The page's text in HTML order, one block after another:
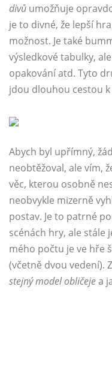
divů umožňuje
je to divné, že lepší
možnost. Je také
výsledkové tabulky,
opakování atd. Tyto
jdou dlouhou cestou
Abych byl upřímný,
neobtěžoval, ale vím,
věc, kterou osobně
neobvykle mizerně
postav. Je to patrné
scénách hry, ale stále
mého počtu je ve hře
(včetně dvou vedení).
stejný model obličejea